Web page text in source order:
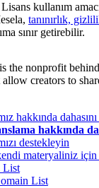
kullanım
tanınırlık,
sınır getirebilir.
the nonprofit
creators to
hakkında
hakkında
destekleyin
materyaliniz için
List
List